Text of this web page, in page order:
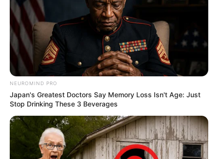
NEUROMIND PRO
Japan's Greatest Doctors Say Memory Loss Isn't Age: Just
Stop Drinking These 3 Beverages